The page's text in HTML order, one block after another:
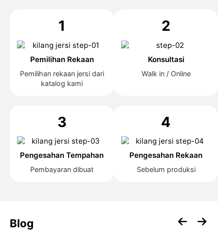
1
Pemilihan Rekaan
Pemilihan rekaan jersi dari
katalog kami
2
Konsultasi
Walk in / Online
3
Pengesahan Tempahan
Pembayaran dibuat
4
Pengesahan Rekaan
Sebelum produksi
Blog